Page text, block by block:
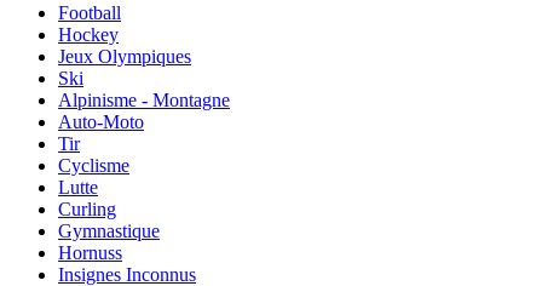
Football
Hockey
Jeux Olympiques
Ski
Alpinisme - Montagne
Auto-Moto
Tir
Cyclisme
Lutte
Curling
Gymnastique
Hornuss
Insignes Inconnus